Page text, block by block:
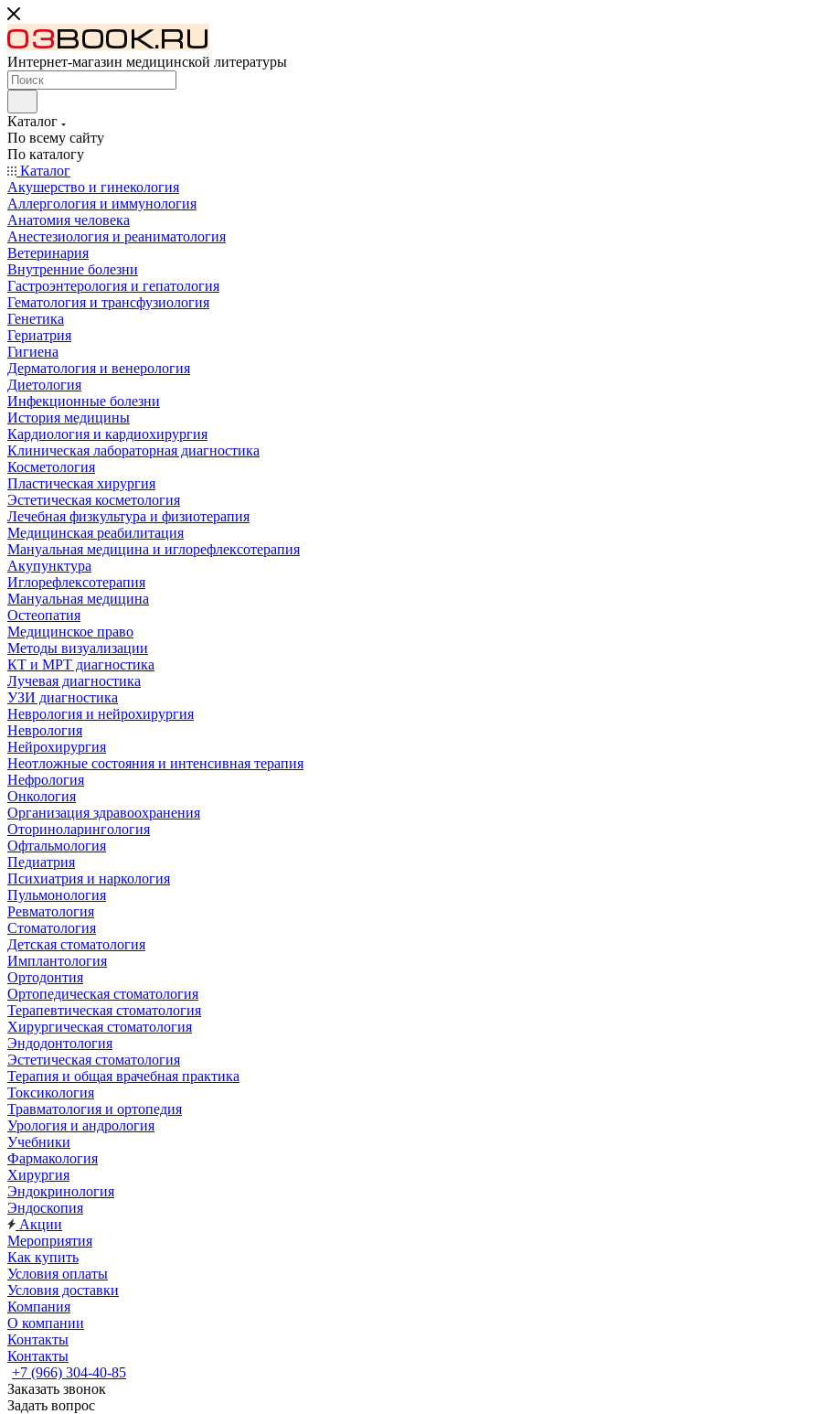
Интернет-магазин медицинской литературы
Каталог
По всему сайту
По каталогу
Каталог
Акушерство и гинекология
Аллергология и иммунология
Анатомия человека
Анестезиология и реаниматология
Ветеринария
Внутренние болезни
Гастроэнтерология и гепатология
Гематология и трансфузиология
Генетика
Гериатрия
Гигиена
Дерматология и венерология
Диетология
Инфекционные болезни
История медицины
Кардиология и кардиохирургия
Клиническая лабораторная диагностика
Косметология
Пластическая хирургия
Эстетическая косметология
Лечебная физкультура и физиотерапия
Медицинская реабилитация
Мануальная медицина и иглорефлексотерапия
Акупунктура
Иглорефлексотерапия
Мануальная медицина
Остеопатия
Медицинское право
Методы визуализации
КТ и МРТ диагностика
Лучевая диагностика
УЗИ диагностика
Неврология и нейрохирургия
Неврология
Нейрохирургия
Неотложные состояния и интенсивная терапия
Нефрология
Онкология
Организация здравоохранения
Оториноларингология
Офтальмология
Педиатрия
Психиатрия и наркология
Пульмонология
Ревматология
Стоматология
Детская стоматология
Имплантология
Ортодонтия
Ортопедическая стоматология
Терапевтическая стоматология
Хирургическая стоматология
Эндодонтология
Эстетическая стоматология
Терапия и общая врачебная практика
Токсикология
Травматология и ортопедия
Урология и андрология
Учебники
Фармакология
Хирургия
Эндокринология
Эндоскопия
Акции
Мероприятия
Как купить
Условия оплаты
Условия доставки
Компания
О компании
Контакты
Контакты
+7 (966) 304-40-85
Заказать звонок
Задать вопрос